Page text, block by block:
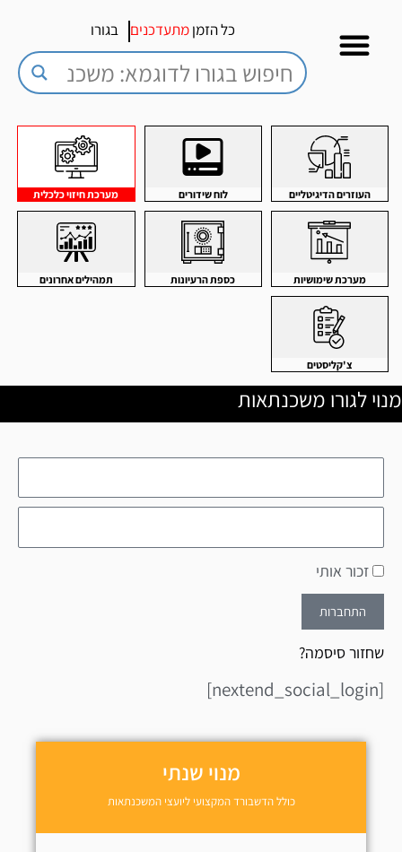
כל הזמןמתעדכנים בגורו
העוזרים הדיגיטליים לוח שידורים מערכת חיזוי כלכלית
מערכת שימושיות כספת הרעיונות תמהילים אחרונים
צ'קליסטים
מנוי לגורו משכנתאות
זכור אותי
התחברות
שחזור סיסמה?
[nextend_social_login]
מנוי שנתי
כולל הדשבורד המקצועי ליועצי המשכנתאות